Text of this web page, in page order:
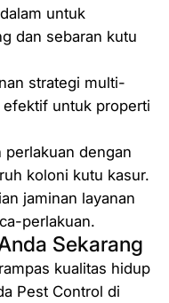
untuk
dan sebaran kutu
strategi multi-
untuk properti
perlakuan dengan
koloni kutu kasur.
jaminan layanan
perlakuan.
Sekarang
kualitas hidup
Pest Control di